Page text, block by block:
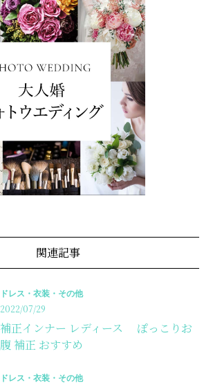
関連記事
ドレス・衣装・その他
2022/07/29
補正インナー レディース ぽっこりお
腹 補正 おすすめ
ドレス・衣装・その他